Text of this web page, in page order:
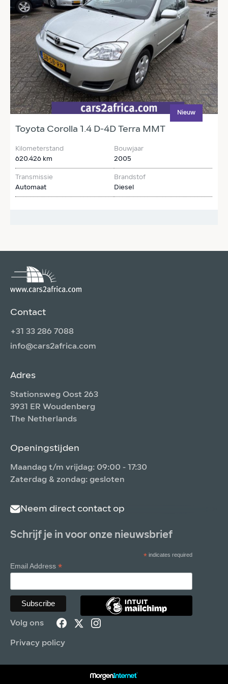
Nieuw
Toyota Corolla 1.4 D-4D Terra MMT
Kilometerstand
620.426 km
Bouwjaar
2005
Transmissie
Automaat
Brandstof
Diesel
Contact
+31 33 286 7088
info@cars2africa.com
Adres
Stationsweg Oost 263
3931 ER Woudenberg
The Netherlands
Openingstijden
Maandag t/m vrijdag: 09:00 - 17:30
Zaterdag & zondag: gesloten
Neem direct contact op
Schrijf je in voor onze nieuwsbrief
*indicates required
Email Address*
Volg ons
Privacy policy